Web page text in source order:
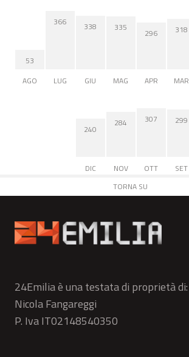
53
AGO
366
LUG
338
GIU
335
MAG
296
APR
318
MAR
240
DIC
284
NOV
307
OTT
299
SET
TORNA SU
24Emilia è una testata di proprietà di:
Nicola Fangareggi
P. Iva IT02148540350